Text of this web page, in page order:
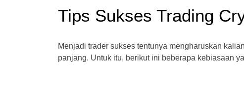
Tips Sukses Trading
Menjadi trader sukses tentunya mengharuskan
panjang. Untuk itu, berikut ini beberapa kebiasaan